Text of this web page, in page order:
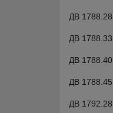
ДВ 1788.28
ДВ 1788.33
ДВ 1788.40
ДВ 1788.45
ДВ 1792.28